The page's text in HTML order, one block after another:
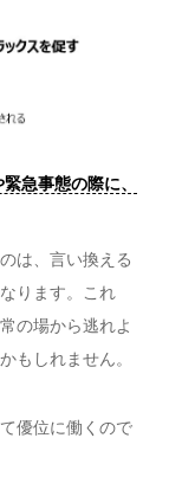
急事態の際に、
は、言い換える
ります。これ
の場から逃れよ
もしれません。
優位に働くので